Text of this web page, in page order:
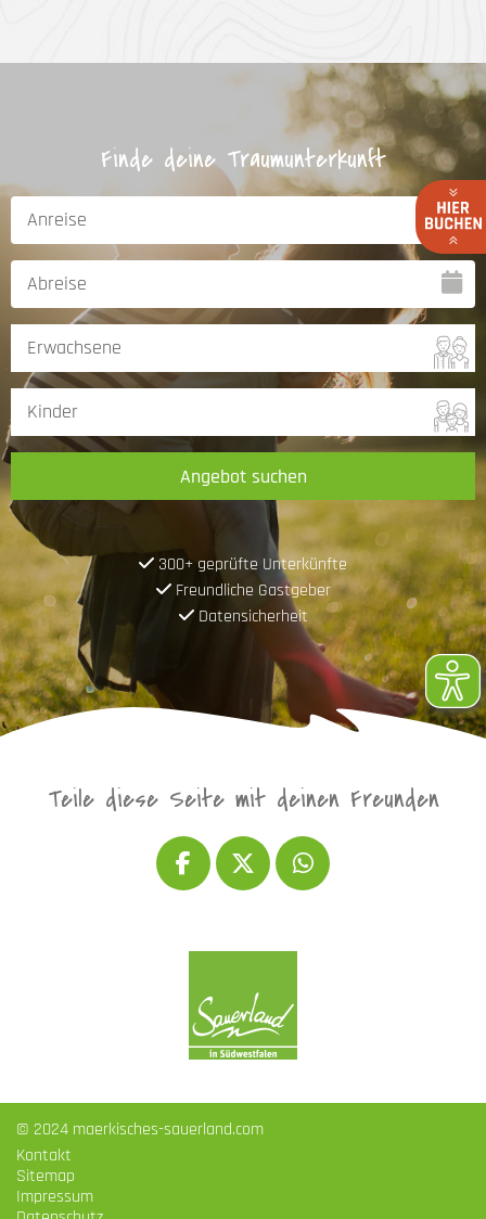
Finde deine Traumunterkunft
Angebot suchen
300+ geprüfte Unterkünfte
Freundliche Gastgeber
Datensicherheit
Teile diese Seite mit deinen Freunden
© 2024 maerkisches-sauerland.com
Kontakt
Sitemap
Impressum